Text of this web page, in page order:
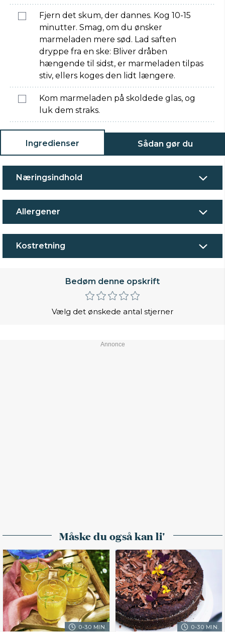
Fjern det skum, der dannes. Kog 10-15
minutter. Smag, om du ønsker
marmeladen mere sød. Lad saften
dryppe fra en ske: Bliver dråben
hængende til sidst, er marmeladen tilpas
stiv, ellers koges den lidt længere.
Kom marmeladen på skoldede glas, og
luk dem straks.
Ingredienser Sådan gør du
Næringsindhold
Allergener
Kostretning
Bedøm denne opskrift
Vælg det ønskede antal stjerner
Måske du også kan li'
0-30 MIN. 0-30 MIN.